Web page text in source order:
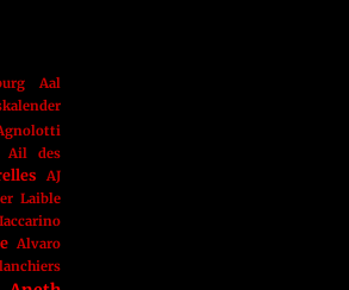
Aal
Ail des
AJ
Laible
Alvaro